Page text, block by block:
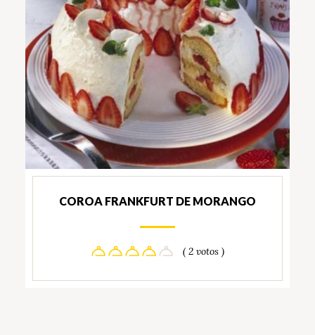
COROA FRANKFURT DE MORANGO
( 2 votos )